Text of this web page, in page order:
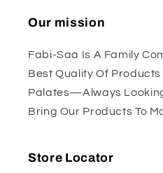
Our mission
Fabi-Saa Is A Family
Best Quality Of
Palates—Always
Bring Our Products To
Store Locator